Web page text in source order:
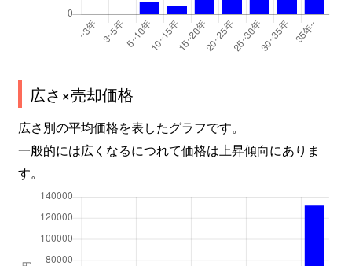
広さ×売却価格
広さ別の平均価格を表したグラフです。
一般的には広くなるにつれて価格は上昇傾向にありま
す。